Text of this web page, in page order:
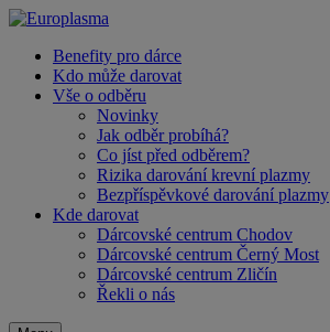
Benefity pro dárce
Kdo může darovat
Vše o odběru
Novinky
Jak odběr probíhá?
Co jíst před odběrem?
Rizika darování krevní plazmy
Bezpříspěvkové darování plazmy
Kde darovat
Dárcovské centrum Chodov
Dárcovské centrum Černý Most
Dárcovské centrum Zličín
Řekli o nás